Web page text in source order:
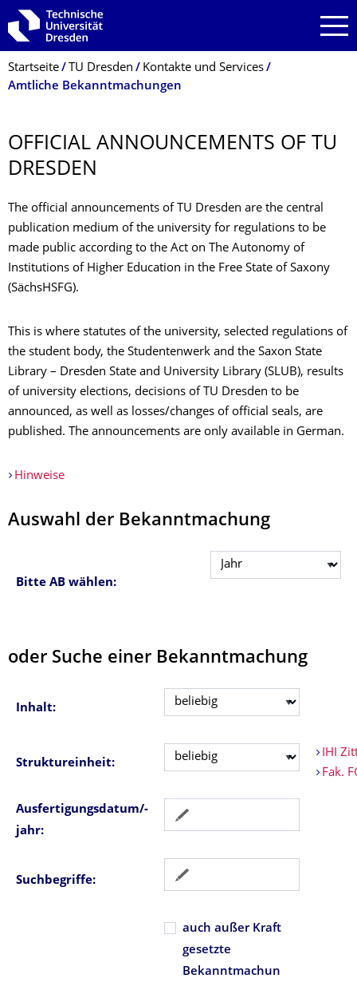
Zur Hauptnavigation springen
Zur Suche springen
Zum Inhalt springen
Breadcrumb-Menü
Startseite TU Dresden
Kontakte und Services
Amtliche Bekanntmachungen
OFFICIAL ANNOUNCEMENTS OF TU
DRESDEN
The official announcements of TU Dresden are the central
publication medium of the university for regulations to be
made public according to the Act on The Autonomy of
Institutions of Higher Education in the Free State of Saxony
(SächsHSFG).
This is where statutes of the university, selected regulations of
the student body, the Studentenwerk and the Saxon State
Library – Dresden State and University Library (SLUB), results
of university elections, decisions of TU Dresden to be
announced, as well as losses/changes of official seals, are
published. The announcements are only available in German.
Hinweise
Auswahl der Bekanntmachung
Bitte AB wählen:
oder Suche einer Bekanntmachung
Inhalt:
Struktureinheit:
IHI
Fak.
Ausfertigungsdatum/-
jahr:
Suchbegriffe:
auch außer Kraft
gesetzte
Bekanntmachun